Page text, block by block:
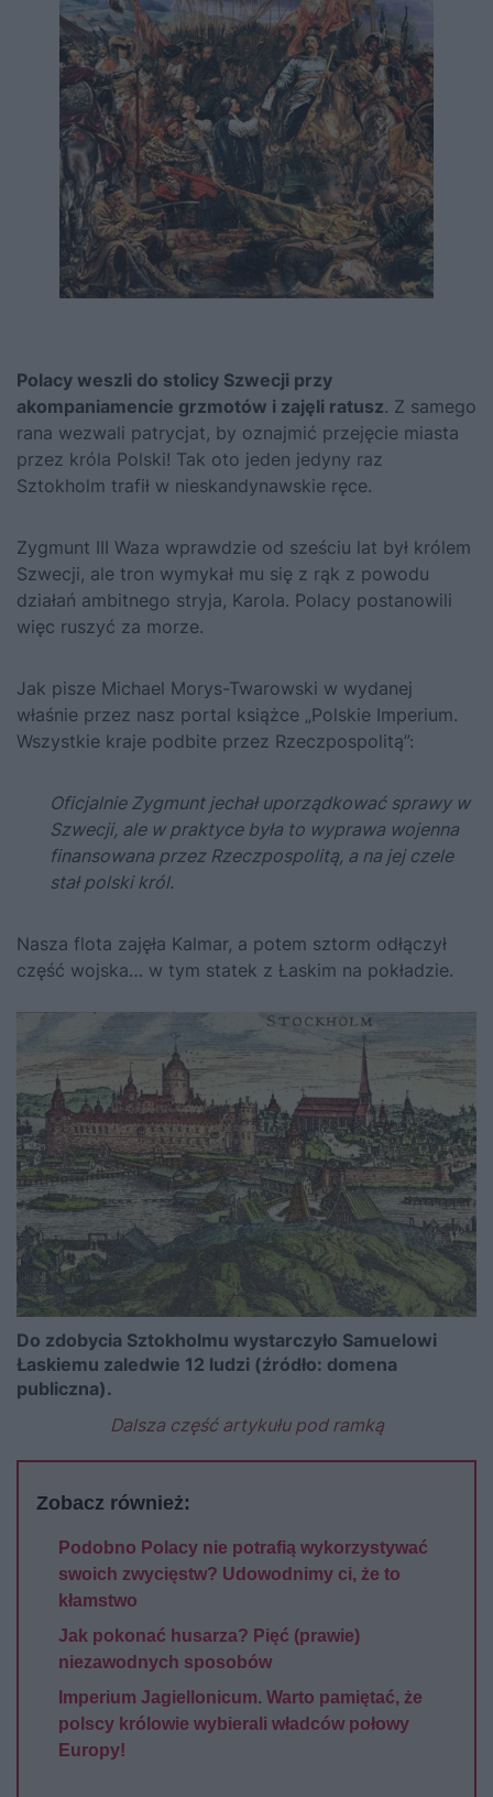
Polacy weszli do stolicy Szwecji przy
akompaniamencie grzmotów i zajęli ratusz. Z samego
rana wezwali patrycjat, by oznajmić przejęcie miasta
przez króla Polski! Tak oto jeden jedyny raz
Sztokholm trafił w nieskandynawskie ręce.
Zygmunt III Waza wprawdzie od sześciu lat był królem
Szwecji, ale tron wymykał mu się z rąk z powodu
działań ambitnego stryja, Karola. Polacy postanowili
więc ruszyć za morze.
Jak pisze Michael Morys-Twarowski w wydanej
właśnie przez nasz portal książce „Polskie Imperium.
Wszystkie kraje podbite przez Rzeczpospolitą”:
Oficjalnie Zygmuntjechał uporządkować sprawy w
Szwecji, ale w praktyce była to wyprawa wojenna
finansowana przez Rzeczpospolitą, a na jej czele
stał polski król.
Nasza flota zajęła Kalmar, a potem sztorm odłączył
część wojska… w tym statek z Łaskim na pokładzie.
Do zdobycia Sztokholmu wystarczyło Samuelowi
Łaskiemu zaledwie 12 ludzi (źródło: domena
publiczna).
Dalsza część artykułu pod ramką
Zobacz również:
Podobno Polacy nie potrafią wykorzystywać
swoich zwycięstw? Udowodnimy ci, że to
kłamstwo
Jak pokonać husarza? Pięć (prawie)
niezawodnych sposobów
Imperium Jagiellonicum. Warto pamiętać, że
polscy królowie wybierali władców połowy
Europy!